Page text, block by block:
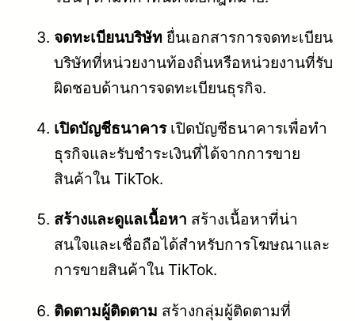
จดทะเบียนบริษัท ยื่นเอกสารการจดทะเบียน
บริษัทที่หน่วยงานท้องถิ่นหรือหน่วยงานที่รับ
ผิดชอบด้านการจดทะเบียนธุรกิจ.
เปิดบัญชีธนาคารเปิดบัญชีธนาคารเพื่อทำ
ธุรกิจและรับชำระเงินที่ได้จากการขาย
สินค้าใน TikTok.
สร้างและดูแลเนื้อหา สร้างเนื้อหาที่น่า
สนใจและเชื่อถือได้สำหรับการโฆษณาและ
การขายสินค้าใน TikTok.
ติดตามผู้ติดตาม สร้างกลุ่มผู้ติดตามที่